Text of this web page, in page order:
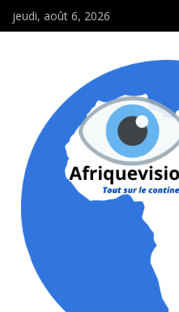
jeudi, août 6, 2026